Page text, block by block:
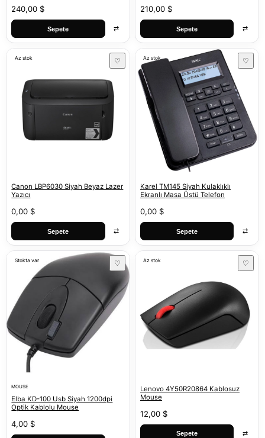
240,00 $
Sepete ⇄
210,00 $
Sepete ⇄
Az stok ♡
Canon LBP6030 Siyah Beyaz Lazer
Yazıcı
0,00 $
Sepete ⇄
Az stok ♡
Karel TM145 Siyah Kulaklıklı
Ekranlı Masa Üstü Telefon
0,00 $
Sepete ⇄
Stokta var ♡
MOUSE
Elba KD-100 Usb Siyah 1200dpi
Optik Kablolu Mouse
4,00 $
Az stok ♡
Lenovo 4Y50R20864 Kablosuz
Mouse
12,00 $
Sepete ⇄